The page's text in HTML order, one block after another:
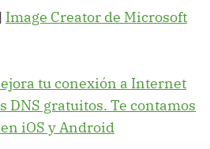
Image Creator de Microsoft
tu conexión a Internet
DNS gratuitos. Te contamos
iOS y Android